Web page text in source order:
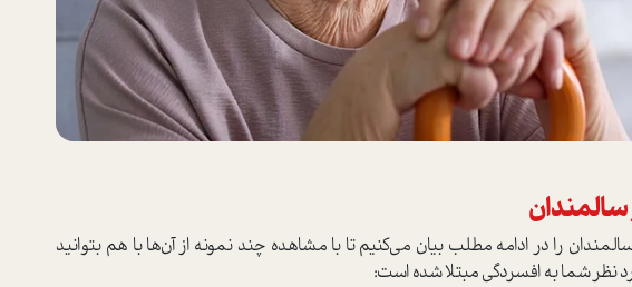
را در ادامه مطلب بیان می‌کنیم تا با مشاهده چند نمونه از آن‌ها با هم بتوانید
نظر شما به افسردگی مبتلا شده است: